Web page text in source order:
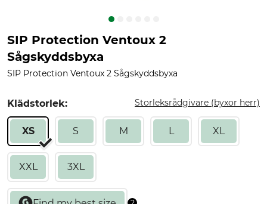
SIP Protection Ventoux 2
Sågskyddsbyxa
SIP Protection Ventoux 2 Sågskyddsbyxa
Klädstorlek: Storleksrådgivare (byxor herr)
XS S M L XL
XXL 3XL